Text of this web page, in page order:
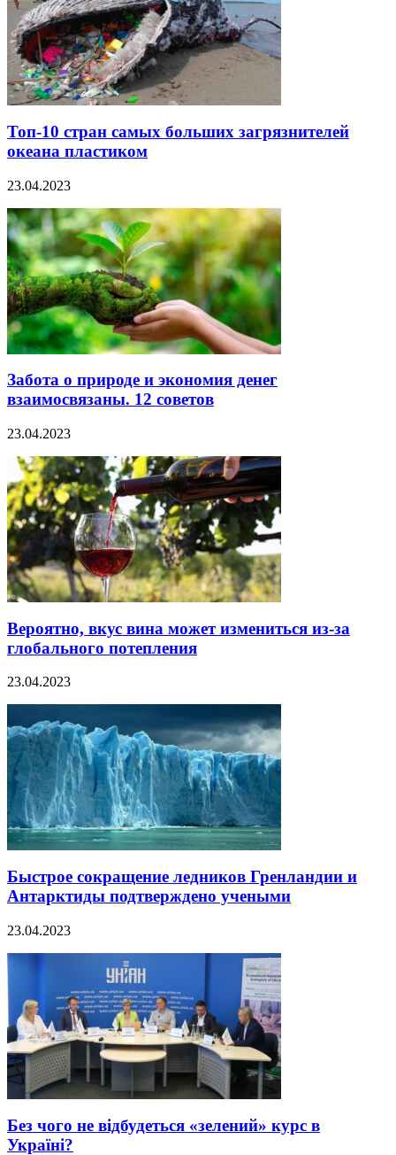
Топ-10 стран самых больших загрязнителей
океана пластиком
23.04.2023
Забота о природе и экономия денег
взаимосвязаны. 12 советов
23.04.2023
Вероятно, вкус вина может измениться из-за
глобального потепления
23.04.2023
Быстрое сокращение ледников Гренландии и
Антарктиды подтверждено учеными
23.04.2023
Без чого не відбудеться «зелений» курс в
Україні?